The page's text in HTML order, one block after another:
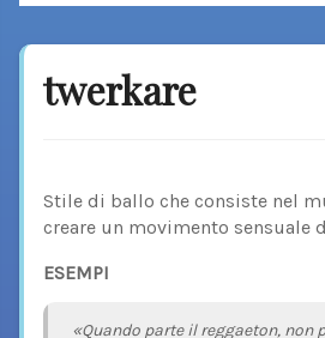
twerkare
Stile di ballo che consiste nel
creare un movimento sensuale
ESEMPI
«Quando parte il reggaeton, non